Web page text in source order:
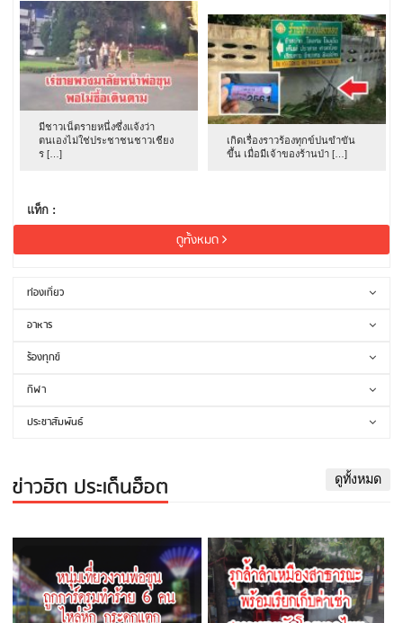
มีชาวเน็ตรายหนึ่งซึ่งแจ้งว่า
ตนเองไม่ใช่ประชาชนชาวเชียง
ร […]
เกิดเรื่องราวร้องทุกข์ปนขำขัน
ขึ้น เมื่อมีเจ้าของร้านป่า […]
แท็ก :
ดูทั้งหมด
ท่องเที่ยว
อาหาร
ร้องทุกข์
กีฬา
ประชาสัมพันธ์
ข่าวฮิต ประเด็นฮ็อต ดูทั้งหมด